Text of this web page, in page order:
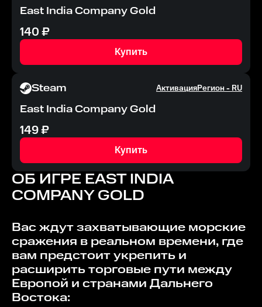
East India Company Gold
140₽
Купить
Steam АктивацияРегион -RU
East India Company Gold
149₽
Купить
ОБ ИГРЕ EAST INDIA
COMPANY GOLD
Вас ждут захватывающие морские
сражения в реальном времени, где
вам предстоит укрепить и
расширить торговые пути между
Европой и странами Дальнего
Востока: